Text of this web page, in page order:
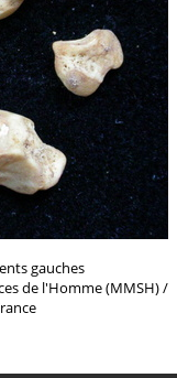
gauches
de l'Homme (MMSH) /